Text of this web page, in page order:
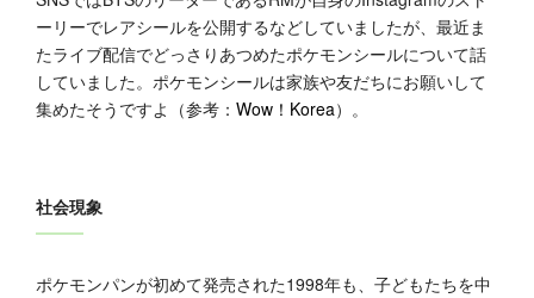
ーリーでレアシールを公開するなどしていましたが、最近ま
たライブ配信でどっさりあつめたポケモンシールについて話
していました。ポケモンシールは家族や友だちにお願いして
集めたそうですよ（参考： Wow！Korea）。
社会現象
ポケモンパンが初めて発売された1998年も、子どもたちを中